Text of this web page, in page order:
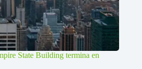
State Building termina en